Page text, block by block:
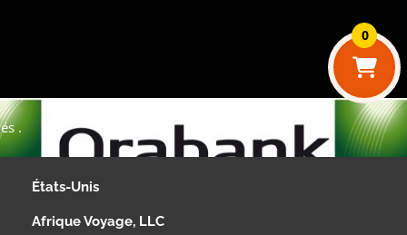
0
.
États-Unis
Afrique Voyage, LLC